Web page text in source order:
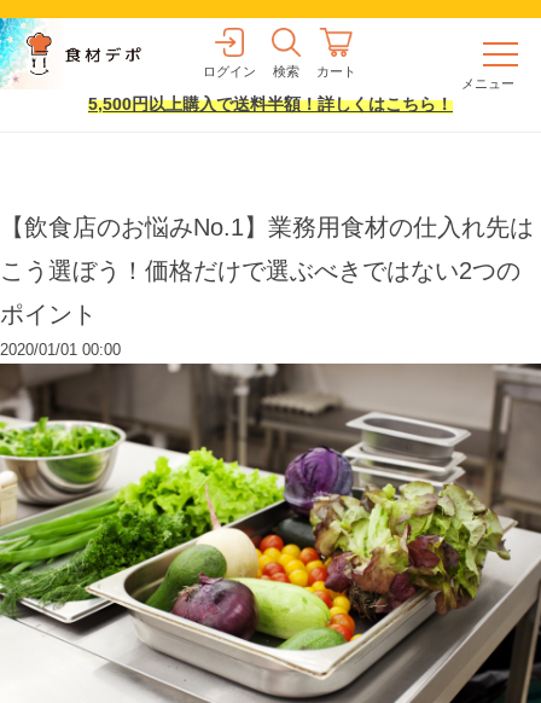
ログイン 検索
カート
メニュー
5,500円以上購入で送料半額！詳しくはこちら！
【飲食店のお悩みNo.1】業務用食材の仕入れ先は
こう選ぼう！価格だけで選ぶべきではない2つの
ポイント
2020/01/01 00:00